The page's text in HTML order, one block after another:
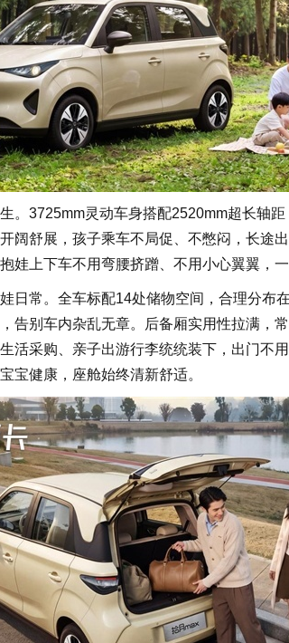
。3725mm灵动车身搭配2520mm超长轴
阔舒展，孩子乘车不局促、不憋闷，长途
娃上下车不用弯腰挤蹭、不用小心翼翼，
日常。全车标配14处储物空间，合理分布
告别车内杂乱无章。后备厢实用性拉满，
活采购、亲子出游行李统统装下，出门不
宝健康，座舱始终清新舒适。